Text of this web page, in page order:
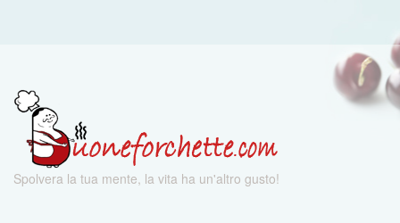
Spolvera la tua mente, la vita ha un'altro gusto!